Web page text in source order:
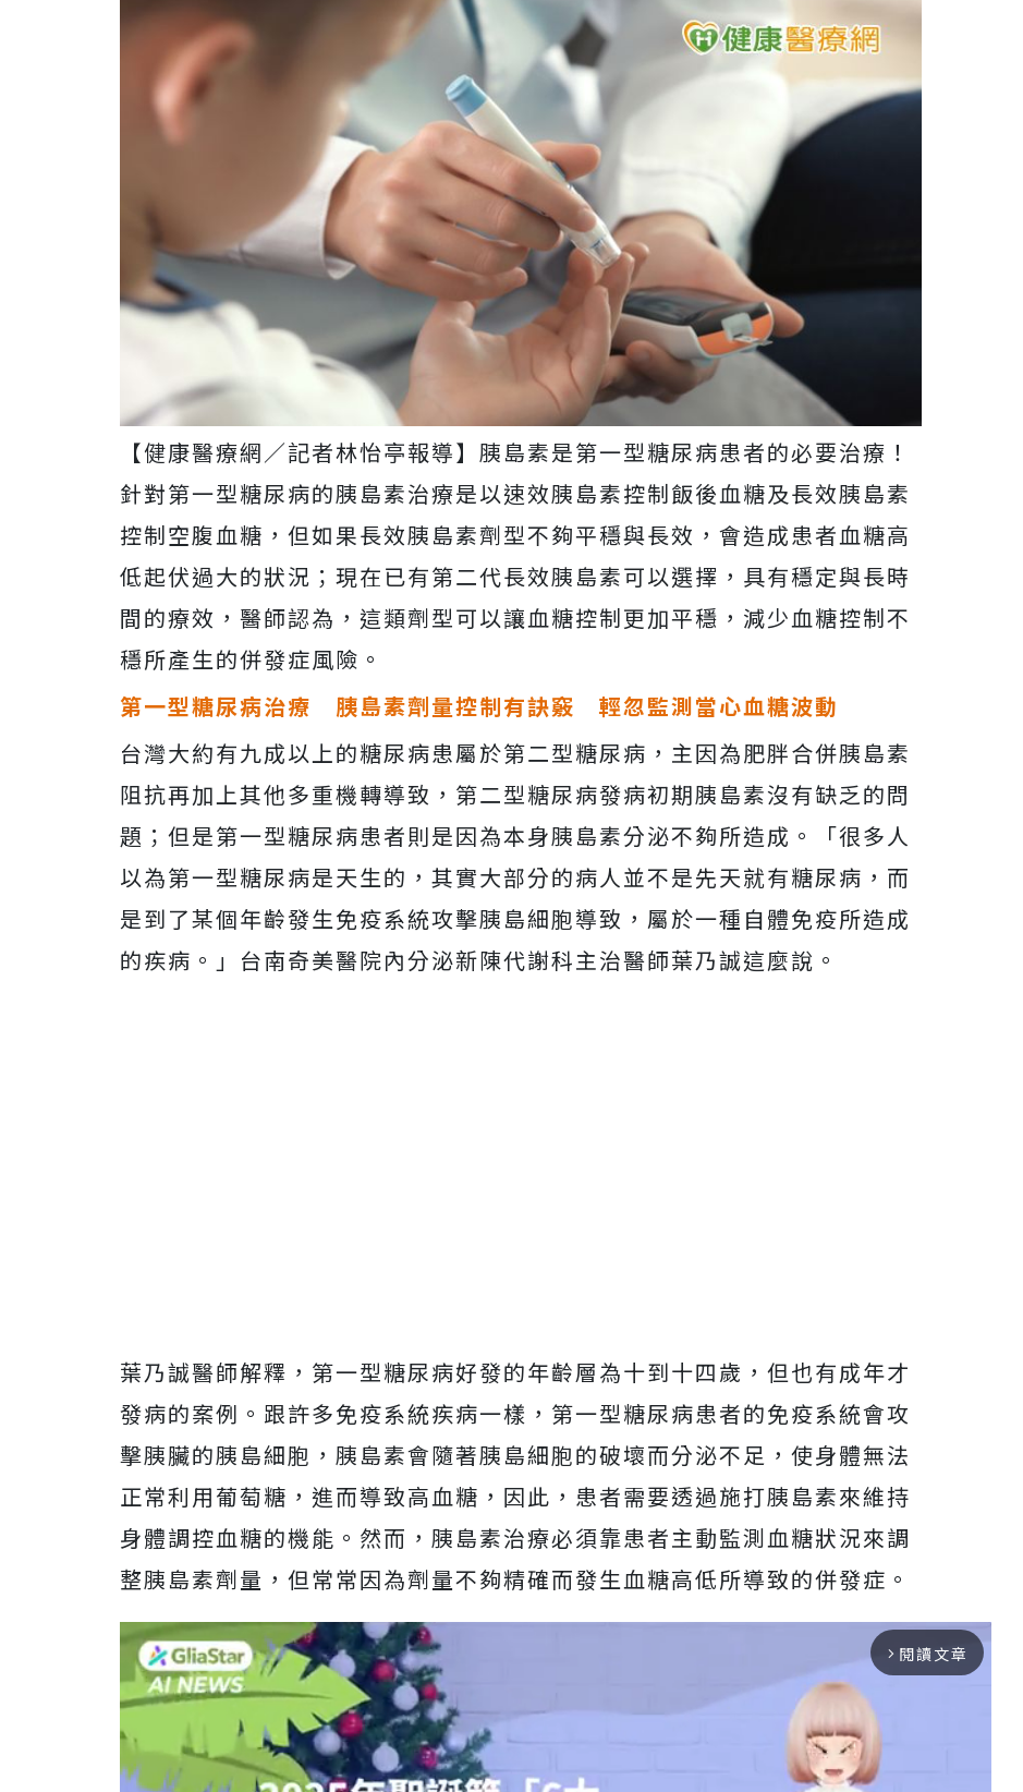
【健康醫療網／記者林怡亭報導】胰島素是第一型糖尿病患者的必要治療！
針對第一型糖尿病的胰島素治療是以速效胰島素控制飯後血糖及長效胰島素
控制空腹血糖，但如果長效胰島素劑型不夠平穩與長效，會造成患者血糖高
低起伏過大的狀況；現在已有第二代長效胰島素可以選擇，具有穩定與長時
間的療效，醫師認為，這類劑型可以讓血糖控制更加平穩，減少血糖控制不
穩所產生的併發症風險。
第一型糖尿病治療 胰島素劑量控制有訣竅 輕忽監測當心血糖波動
台灣大約有九成以上的糖尿病患屬於第二型糖尿病，主因為肥胖合併胰島素
阻抗再加上其他多重機轉導致，第二型糖尿病發病初期胰島素沒有缺乏的問
題；但是第一型糖尿病患者則是因為本身胰島素分泌不夠所造成。「很多人
以為第一型糖尿病是天生的，其實大部分的病人並不是先天就有糖尿病，而
是到了某個年齡發生免疫系統攻擊胰島細胞導致，屬於一種自體免疫所造成
的疾病。」台南奇美醫院內分泌新陳代謝科主治醫師葉乃誠這麼說。
葉乃誠醫師解釋，第一型糖尿病好發的年齡層為十到十四歲，但也有成年才
發病的案例。跟許多免疫系統疾病一樣，第一型糖尿病患者的免疫系統會攻
擊胰臟的胰島細胞，胰島素會隨著胰島細胞的破壞而分泌不足，使身體無法
正常利用葡萄糖，進而導致高血糖，因此，患者需要透過施打胰島素來維持
身體調控血糖的機能。然而，胰島素治療必須靠患者主動監測血糖狀況來調
整胰島素劑量，但常常因為劑量不夠精確而發生血糖高低所導致的併發症。
arrow_forward_ios 閱讀文章